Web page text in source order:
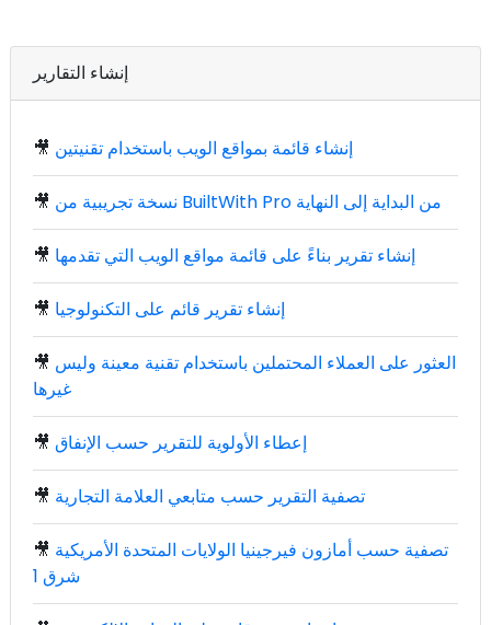
إنشاء التقارير
🎥 إنشاء قائمة بمواقع الويب باستخدام تقنيتين
🎥 نسخة تجريبية من BuiltWith Pro من البداية إلى النهاية
🎥 إنشاء تقرير بناءً على قائمة مواقع الويب التي تقدمها
🎥 إنشاء تقرير قائم على التكنولوجيا
🎥 العثور على العملاء المحتملين باستخدام تقنية معينة وليس
غيرها
🎥 إعطاء الأولوية للتقرير حسب الإنفاق
🎥 تصفية التقرير حسب متابعي العلامة التجارية
🎥 تصفية حسب أمازون فيرجينيا الولايات المتحدة الأمريكية
شرق 1